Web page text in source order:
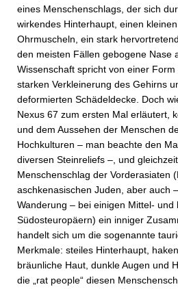
eines Menschenschlags, der sich
wirkendes Hinterhaupt, einen
Ohrmuscheln, ein stark
den meisten Fällen gebogene Nase
Wissenschaft spricht von einer
starken Verkleinerung des Gehirns
deformierten Schädeldecke. Doch
Nexus 67 zum ersten Mal erläutert,
und dem Aussehen der Menschen
Hochkulturen – man beachte den
diversen Steinreliefs –, und
Menschenschlag der Vorderasiaten
aschkenasischen Juden, aber auch
Wanderung – bei einigen Mittel- und
Südosteuropäern) ein inniger
handelt sich um die sogenannte
Merkmale: steiles Hinterhaupt,
bräunliche Haut, dunkle Augen und
die „rat people“ diesen